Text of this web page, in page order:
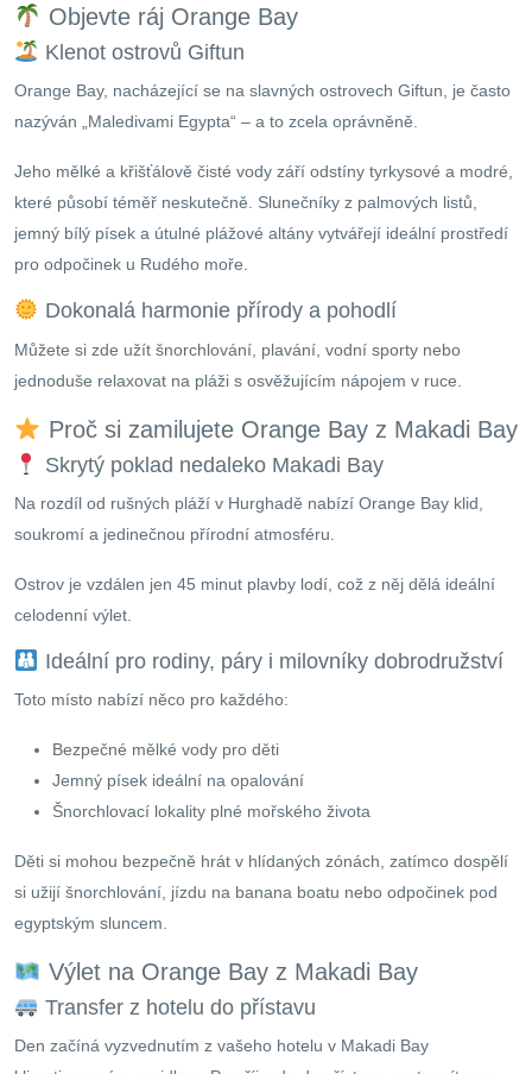
Objevte ráj Orange Bay
Klenot ostrovů Giftun
Orange Bay, nacházející se na slavných ostrovech Giftun, je často
nazýván „Maledivami Egypta“ – a to zcela oprávněně.
Jeho mělké a křišťálově čisté vody září odstíny tyrkysové a modré,
které působí téměř neskutečně. Slunečníky z palmových listů,
jemný bílý písek a útulné plážové altány vytvářejí ideální prostředí
pro odpočinek u Rudého moře.
Dokonalá harmonie přírody a pohodlí
Můžete si zde užít šnorchlování, plavání, vodní sporty nebo
jednoduše relaxovat na pláži s osvěžujícím nápojem v ruce.
Proč si zamilujete Orange Bay z Makadi Bay
Skrytý poklad nedaleko Makadi Bay
Na rozdíl od rušných pláží v Hurghadě nabízí Orange Bay klid,
soukromí a jedinečnou přírodní atmosféru.
Ostrov je vzdálen jen 45 minut plavby lodí, což z něj dělá ideální
celodenní výlet.
Ideální pro rodiny, páry i milovníky dobrodružství
Toto místo nabízí něco pro každého:
Bezpečné mělké vody pro děti
Jemný písek ideální na opalování
Šnorchlovací lokality plné mořského života
Děti si mohou bezpečně hrát v hlídaných zónách, zatímco dospělí
si užijí šnorchlování, jízdu na banana boatu nebo odpočinek pod
egyptským sluncem.
Výlet na Orange Bay z Makadi Bay
Transfer z hotelu do přístavu
Den začíná vyzvednutím z vašeho hotelu v Makadi Bay